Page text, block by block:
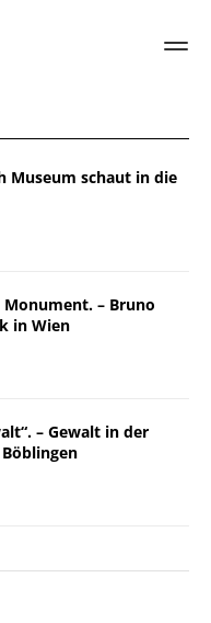
Museum schaut in die
– Bruno
in Wien
– Gewalt in der